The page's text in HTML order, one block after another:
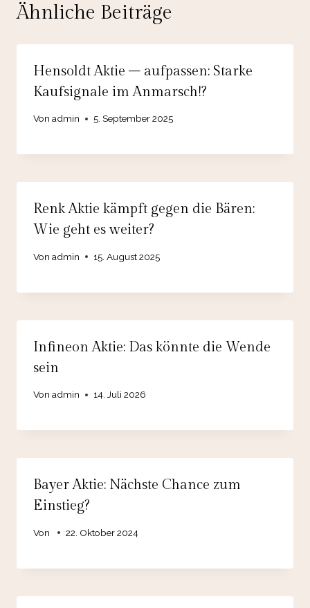
Ähnliche Beiträge
Hensoldt Aktie – aufpassen: Starke
Kaufsignale im Anmarsch!?
Von admin 5. September 2025
Renk Aktie kämpft gegen die Bären:
Wie geht es weiter?
Von admin 15. August 2025
Infineon Aktie: Das könnte die Wende
sein
Von admin 14. Juli 2026
Bayer Aktie: Nächste Chance zum
Einstieg?
Von 22. Oktober 2024